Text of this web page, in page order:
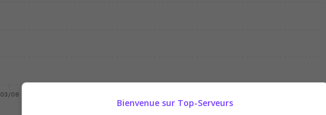
03/08
Bienvenue sur Top-Serveurs